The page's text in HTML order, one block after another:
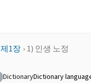
제1장 › 1) 인생 노정
DictionaryDictionary